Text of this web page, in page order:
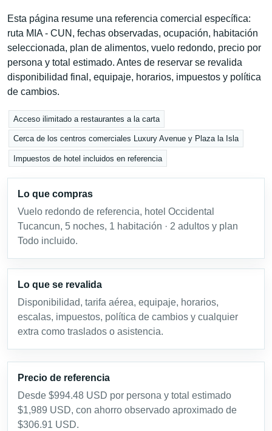
Esta página resume una referencia comercial específica:
ruta MIA - CUN, fechas observadas, ocupación, habitación
seleccionada, plan de alimentos, vuelo redondo, precio por
persona y total estimado. Antes de reservar se revalida
disponibilidad final, equipaje, horarios, impuestos y política
de cambios.
Acceso ilimitado a restaurantes a la carta
Cerca de los centros comerciales Luxury Avenue y Plaza la Isla
Impuestos de hotel incluidos en referencia
Lo que compras
Vuelo redondo de referencia, hotel Occidental
Tucancun, 5 noches, 1 habitación · 2 adultos y plan
Todo incluido.
Lo que se revalida
Disponibilidad, tarifa aérea, equipaje, horarios,
escalas, impuestos, política de cambios y cualquier
extra como traslados o asistencia.
Precio de referencia
Desde $994.48 USD por persona y total estimado
$1,989 USD, con ahorro observado aproximado de
$306.91 USD.